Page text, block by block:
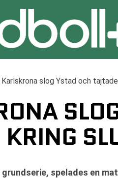
Karlskrona slog Ystad och
spelades en